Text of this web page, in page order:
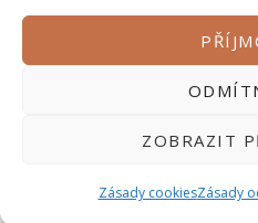
ZOBRAZIT
Zásady cookiesZásady
Zásady ochrany osobních